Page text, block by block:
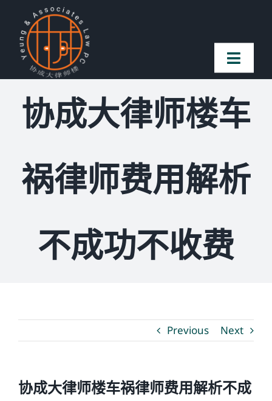
content
Toggle
首页
案件简介
常见问题
博客
温馨提示
协成大律师楼车
祸律师费用解析
不成功不收费
Previous Next
协成大律师楼车祸律师费用解析不成